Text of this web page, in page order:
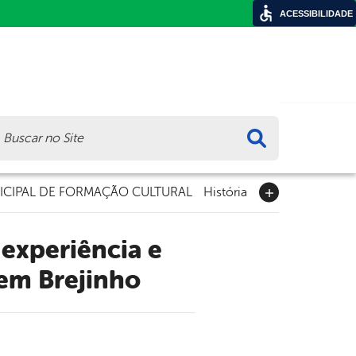
DE FORMAÇÃO CULTURAL História
Brejinho
ACESSIBILIDADE